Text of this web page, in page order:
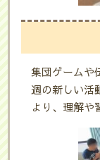
集団ゲームや
週の新しい活
より、理解や